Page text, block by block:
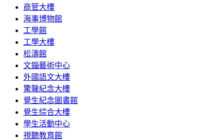
商管大樓
海事博物館
工學館
工學大樓
松濤館
文錙藝術中心
外國語文大樓
驚聲紀念大樓
覺生紀念圖書館
覺生綜合大樓
學生活動中心
視聽教育館